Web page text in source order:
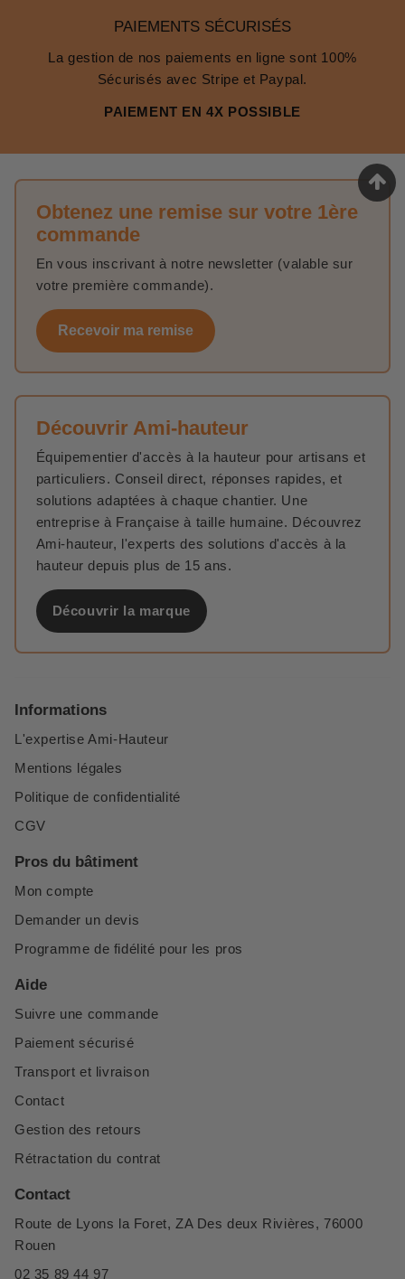
PAIEMENTS SÉCURISÉS
La gestion de nos paiements en ligne sont 100%
Sécurisés avec Stripe et Paypal.
PAIEMENT EN 4X POSSIBLE
Obtenez une remise sur votre 1ère
commande
En vous inscrivant à notre newsletter (valable sur
votre première commande).
Recevoir ma remise
Découvrir Ami-hauteur
Équipementier d'accès à la hauteur pour artisans et
particuliers. Conseil direct, réponses rapides, et
solutions adaptées à chaque chantier. Une
entreprise à Française à taille humaine. Découvrez
Ami-hauteur, l'experts des solutions d'accès à la
hauteur depuis plus de 15 ans.
Découvrir la marque
Informations
L'expertise Ami-Hauteur
Mentions légales
Politique de confidentialité
CGV
Pros du bâtiment
Mon compte
Demander un devis
Programme de fidélité pour les pros
Aide
Suivre une commande
Paiement sécurisé
Transport et livraison
Contact
Gestion des retours
Rétractation du contrat
Contact
Route de Lyons la Foret, ZA Des deux Rivières, 76000
Rouen
02 35 89 44 97